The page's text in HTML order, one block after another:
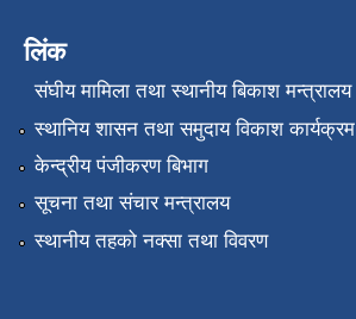
लिंक
संघीय मामिला तथा स्थानीय बिकाश मन्त्रालय
स्थानिय शासन तथा समुदाय विकाश कार्यक्रम
केन्द्रीय पंजीकरण बिभाग
सूचना तथा संचार मन्त्रालय
स्थानीय तहको नक्सा तथा विवरण